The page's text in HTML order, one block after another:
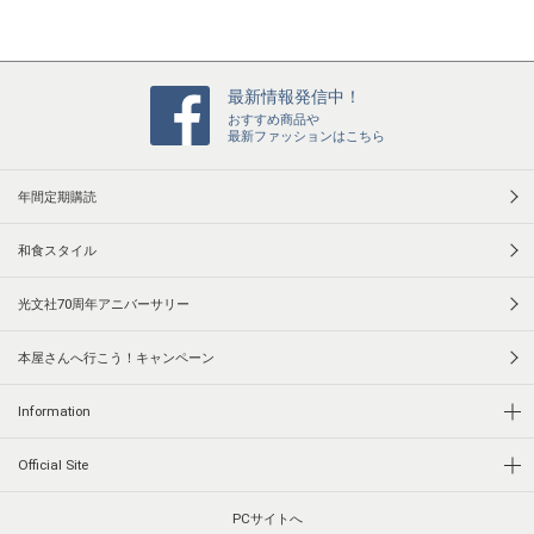
最新情報発信中！
おすすめ商品や
最新ファッションはこちら
年間定期購読
和食スタイル
光文社70周年アニバーサリー
本屋さんへ行こう！キャンペーン
Information
Official Site
PCサイトへ